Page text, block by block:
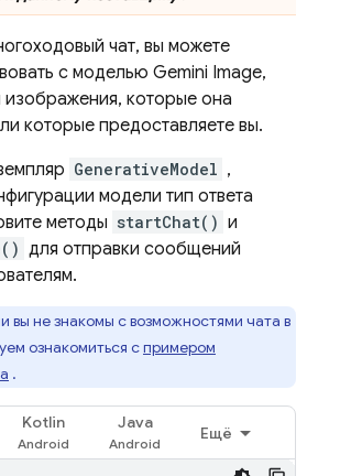
чат, вы можете
с моделью Gemini Image,
которые она
которые предоставляете вы.
GenerativeModel ,
модели тип ответа
методы startChat() и
для отправки сообщений
вы не знакомы с возможностями чата в
ознакомиться спримером
.
Kotlin Java
Ещё